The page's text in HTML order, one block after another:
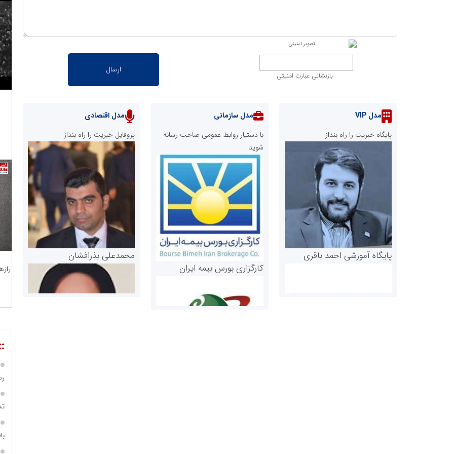
بازنشانی عبارت امنیتی
مدل VIP
پایگاه خبریت را راه بنداز
پایگاه آموزشی احمد باقری
مدل سازمانی
با دستیار روابط عمومی صاحب رسانه
شوید
کارگزاری بورس بیمه ایران
مدل اقتصادی
پروفایل خبریت را راه بنداز
محمدعلی بذرافشان